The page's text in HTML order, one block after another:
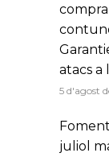
atacs a
5 d'agost
juliol